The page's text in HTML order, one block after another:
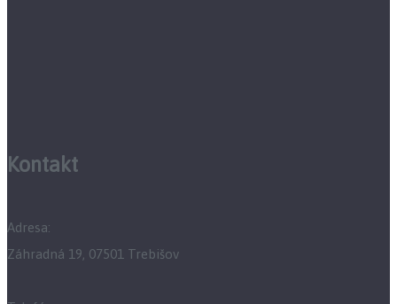
Kontakt
Adresa:
Záhradná 19, 07501 Trebišov